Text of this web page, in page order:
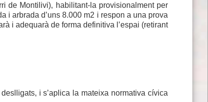
de Montilivi), habilitant-la provisionalment per
i arbrada d’uns 8.000 m2 i respon a una prova
i adequarà de forma definitiva l’espai (retirant
i s’aplica la mateixa normativa cívica